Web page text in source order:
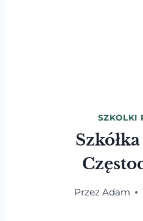
SZKOLKI
Przez Adam